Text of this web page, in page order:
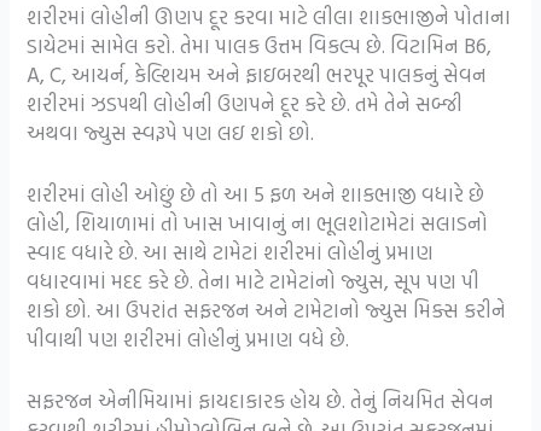
શરીરમાં લોહીની ઊણપ દૂર કરવા માટે લીલા શાકભાજીને પોતાના
ડાયેટમાં સામેલ કરો. તેમા પાલક ઉત્તમ વિકલ્પ છે. વિટામિન B6,
A, C, આયર્ન, કેલ્શિયમ અને ફાઇબરથી ભરપૂર પાલકનું સેવન
શરીરમાં ઝડપથી લોહીની ઉણપને દૂર કરે છે. તમે તેને સબ્જી
અથવા જ્યુસ સ્વરૂપે પણ લઇ શકો છો.
શરીરમાં લોહી ઓછું છે તો આ 5 ફળ અને શાકભાજી વધારે છે
લોહી, શિયાળામાં તો ખાસ ખાવાનું ના ભૂલશોટામેટાં સલાડનો
સ્વાદ વધારે છે. આ સાથે ટામેટાં શરીરમાં લોહીનું પ્રમાણ
વધારવામાં મદદ કરે છે. તેના માટે ટામેટાંનો જ્યુસ, સૂપ પણ પી
શકો છો. આ ઉપરાંત સફરજન અને ટામેટાનો જ્યુસ મિક્સ કરીને
પીવાથી પણ શરીરમાં લોહીનું પ્રમાણ વધે છે.
સફરજન એનીમિયામાં ફાયદાકારક હોય છે. તેનું નિયમિત સેવન